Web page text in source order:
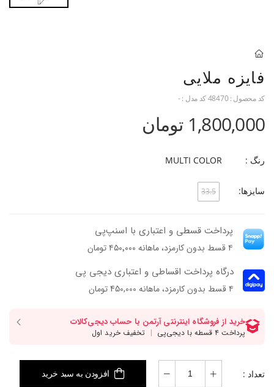
فایزه ملایی
کد محصول :48470کد مدل :-
1,800,000 تومان
رنگ : MULTI COLOR
سایزها: 33.5
پرداخت قسطی و اعتباری با اسنپ‌پی
۴ قسط بدون کارمزد، ماهانه ۴۵۰٬۰۰۰ تومان
درگاه پرداخت اقساطی و اعتباری دیجی پی
۴ قسط بدون کارمزد، ماهانه 450,000 تومان
تعداد : افزودن به سبد خرید